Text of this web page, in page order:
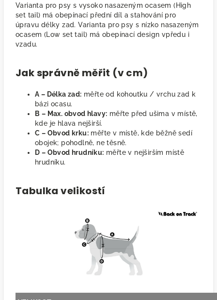
Varianta pro psy s vysoko nasazeným ocasem (High
set tail) má obepínací přední díl a stahování pro
úpravu délky zad. Varianta pro psy s nízko nasazeným
ocasem (Low set tail) má obepínací design vpředu i
vzadu.
Jak správně měřit (v cm)
A – Délka zad: měřte od kohoutku / vrchu zad k
bázi ocasu.
B – Max. obvod hlavy: měřte před ušima v místě,
kde je hlava nejširší.
C – Obvod krku: měřte v místě, kde běžně sedí
obojek; pohodlně, ne těsně.
D – Obvod hrudníku: měřte v nejširším místě
hrudníku.
Tabulka velikostí